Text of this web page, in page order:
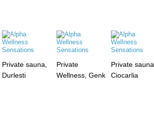
Private sauna,
Durlesti
Private
Wellness, Genk
Private sauna,
Ciocarlia